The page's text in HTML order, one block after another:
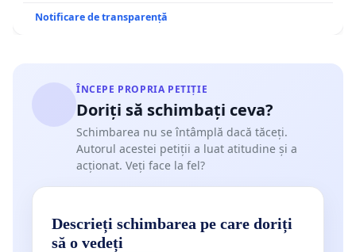
Notificare de transparență
ÎNCEPE PROPRIA PETIȚIE
Doriți să schimbați ceva?
Schimbarea nu se întâmplă dacă tăceți.
Autorul acestei petiții a luat atitudine și a
acționat. Veți face la fel?
Descrieți schimbarea pe care doriți
să o vedeți